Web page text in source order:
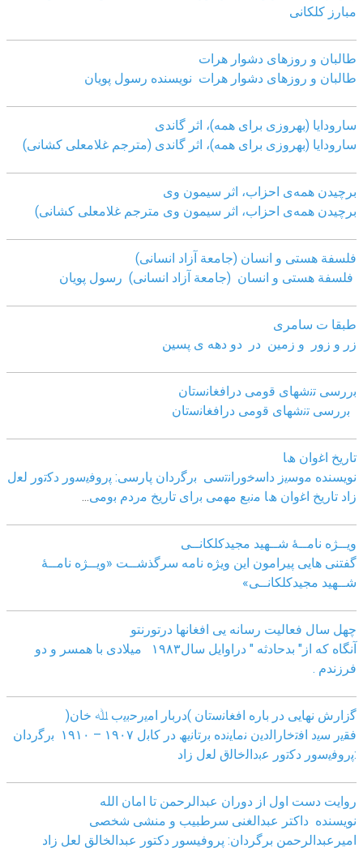
مبارز کلکانی
طالبان و روزهای دشوار هرات
طالبان و روزهای دشوار هرات نویسنده رسول پویان
سارودایا (بهروزی برای همه)، اثر گاندی
سارودایا (بهروزی برای همه)، اثر گاندی (مترجم غلامعلی کشانی)
برچیدن همه‌ی احزاب، اثر سیمون وی
برچیدن همه‌ی احزاب، اثر سیمون وی مترجم غلامعلی کشانی)
فلسفة هستی و انسان (جامعة آزاد انسانی)
فلسفة هستی و انسان (جامعة آزاد انسانی) رسول پویان
طبقا ت سامری
زر و زور و زمین در دو دهه ی پسین
ﺑررﺳﯽ ﺗﻧﺷﮭﺎی ﻗوﻣﯽ دراﻓﻐﺎﻧﺳﺗﺎن
ﺑررﺳﯽ ﺗﻧﺷﮭﺎی ﻗوﻣﯽ دراﻓﻐﺎﻧﺳﺗﺎن
ﺗﺎرﯾﺦ اﻏوان ھﺎ
نویسنده ﻣوﺳﯾز داﺳﺧوراﻧﺗﺳﯽ ﺑرﮔردان ﭘﺎرﺳﯽ: ﭘروﻓﯾﺳور دﮐﺗور ﻟﻌل
زاد ﺗﺎرﯾﺦ اﻏوان ھﺎ ﻣﻧﺑﻊ ﻣﮭﻣﯽ ﺑرای ﺗﺎرﯾﺦ ﻣردم ﺑوﻣﯽ
ویــژه نامــۀ شــهید مجیدکلکانــی
گفتنی هایی پیرامون این ویژه نامه سرگذشــت «ویــژه نامــۀ
شــهید مجیدکلکانــی»
چهل سال فعالیت رسانه یی افغانها درتورنتو
آنگاه که از" بدحادثه " دراوایل سال۱۹۸۳ میلادی با همسر و دو
فرزندم .
ﮔزارش ﻧﮭﺎﯾﯽ در ﺑﺎره اﻓﻐﺎﻧﺳﺗﺎن )درﺑﺎر اﻣﯾرﺣﺑﯾب ﷲ ﺧﺎن(
ﻓﻘﯾر ﺳﯾد اﻓﺗﺧﺎراﻟدﯾن ﻧﻣﺎﯾﻧده ﺑرﺗﺎﻧﯾﮫ در ﮐﺎﺑل ١٩٠٧ – ١٩١٠ ﺑرﮔردان
:ﭘروﻓﯾﺳور دﮐﺗور ﻋﺑداﻟﺧﺎﻟق ﻟﻌل زاد
روایت دست اول از دوران عبدالرحمن تا امان الله
نویسنده داکتر عبدالغنی سرطبیب و منشی شخصی
امیرعبدالرحمن برگردان: پروفیسور دکتور عبدالخالق لعل زاد